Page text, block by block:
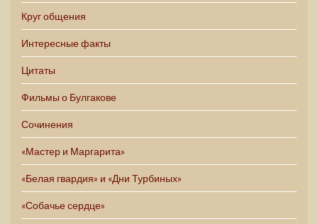
Круг общения
Интересные факты
Цитаты
Фильмы о Булгакове
Сочинения
«Мастер и Маргарита»
«Белая гвардия» и «Дни Турбиных»
«Собачье сердце»